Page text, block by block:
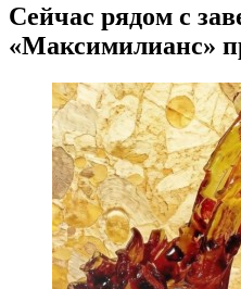
Сейчас рядом с
«Максимилианс»